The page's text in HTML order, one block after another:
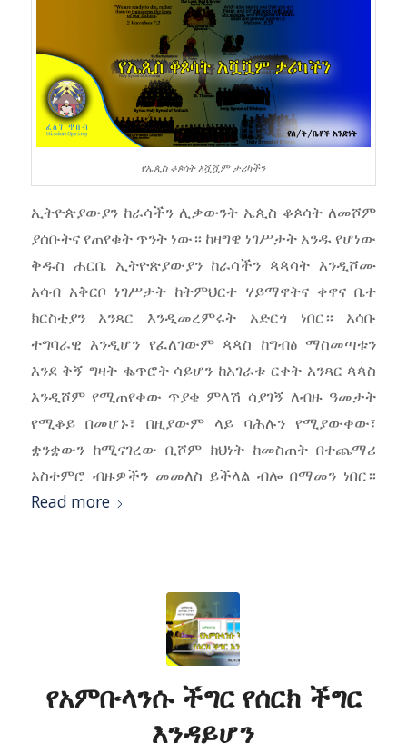
የኤጲስ ቆጶሳት አሿሿም ታሪካችን
ኢትዮጵያውያን ከራሳችን ሊቃውንት ኤጲስ ቆጶሳት ለመሾም
ያሰቡትና የጠየቁት ጥንት ነው። ከዛግዌ ነገሥታት አንዱ የሆነው
ቅዱስ ሐርቤ ኢትዮጵያውያን ከራሳችን ጳጳሳት እንዲሾሙ
አሳብ አቅርቦ ነገሥታት ከትምህርተ ሃይማኖትና ቀኖና ቤተ
ክርስቲያን አንጻር እንዲመረምሩት አድርጎ ነበር። አሳቡ
ተግባራዊ እንዲሆን የፈለገውም ጳጳስ ከግብፅ ማስመጣቱን
እንደ ቅኝ ግዛት ቈጥሮት ሳይሆን ከአገራቱ ርቀት አንጻር ጳጳስ
እንዲሾም የሚጠየቀው ጥያቄ ምላሽ ሳያገኝ ለብዙ ዓመታት
የሚቆይ በመሆኑ፣ በዚያውም ላይ ባሕሉን የሚያውቀው፣
ቋንቋውን ከሚናገረው ቢሾም ክህነት ከመስጠት በተጨማሪ
አስተምሮ ብዙዎችን መመለስ ይችላል ብሎ በማመን ነበር።
Read more
የአምቡላንሱ ችግር የሰርክ ችግር
እንዳይሆን